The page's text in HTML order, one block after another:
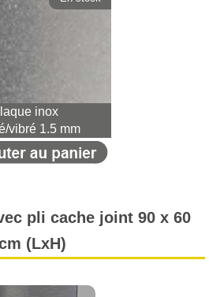
inox
vibré 1.5 mm
pli cache joint 90 x 60
(LxH)